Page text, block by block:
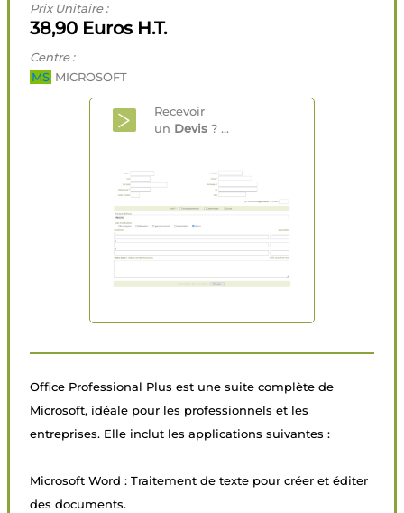
Prix Unitaire :
38,90 Euros H.T.
Centre :
MS MICROSOFT
Recevoir
un Devis ? ...
Office Professional Plus est une suite complète de
Microsoft, idéale pour les professionnels et les
entreprises. Elle inclut les applications suivantes :
Microsoft Word : Traitement de texte pour créer et éditer
des documents.